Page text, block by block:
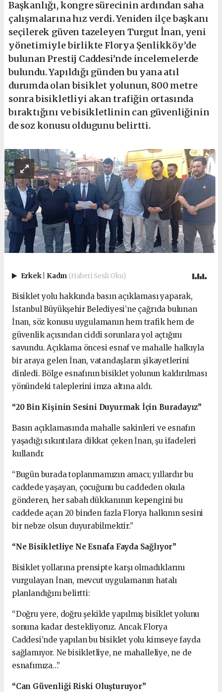
Başkanlığı, kongre sürecinin ardından saha
çalışmalarına hız verdi. Yeniden ilçe başkanı
seçilerek güven tazeleyen Turgut İnan, yeni
yönetimiyle birlikte Florya Şenlikköy’de
bulunan Prestij Caddesi’nde incelemelerde
bulundu. Yapıldığı günden bu yana atıl
durumda olan bisiklet yolunun, 800 metre
sonra bisikletliyi akan trafiğin ortasında
bıraktığını ve bisikletlinin can güvenliğinin
de soz konusu oldugunu belirtti.
Erkek Kadın (Haberi Sesli Oku)
Bisiklet yolu hakkında basın açıklaması yaparak,
İstanbul Büyükşehir Belediyesi’ne çağrıda bulunan
İnan, söz konusu uygulamanın hem trafik hem de
güvenlik açısından ciddi sorunlara yol açtığını
savundu. Açıklama öncesi esnaf ve mahalle halkıyla
bir araya gelen İnan, vatandaşların şikayetlerini
dinledi. Bölge esnafının bisiklet yolunun kaldırılması
yönündeki taleplerini imza altına aldı.
“20 Bin Kişinin Sesini Duyurmak İçin Buradayız”
Basın açıklamasında mahalle sakinleri ve esnafın
yaşadığı sıkıntılara dikkat çeken İnan, şu ifadeleri
kullandı:
“Bugün burada toplanmamızın amacı; yıllardır bu
caddede yaşayan, çocuğunu bu caddeden okula
gönderen, her sabah dükkanının kepengini bu
caddede açan 20 binden fazla Florya halkının sesini
bir nebze olsun duyurabilmektir.”
“Ne Bisikletliye Ne Esnafa Fayda Sağlıyor”
Bisiklet yollarına prensipte karşı olmadıklarını
vurgulayan İnan, mevcut uygulamanın hatalı
planlandığını belirtti:
“Doğru yere, doğru şekilde yapılmış bisiklet yolunu
sonuna kadar destekliyoruz. Ancak Florya
Caddesi’nde yapılan bu bisiklet yolu kimseye fayda
sağlamıyor. Ne bisikletliye, ne mahalleliye, ne de
esnafımıza…”
“Can Güvenliği Riski Oluşturuyor”